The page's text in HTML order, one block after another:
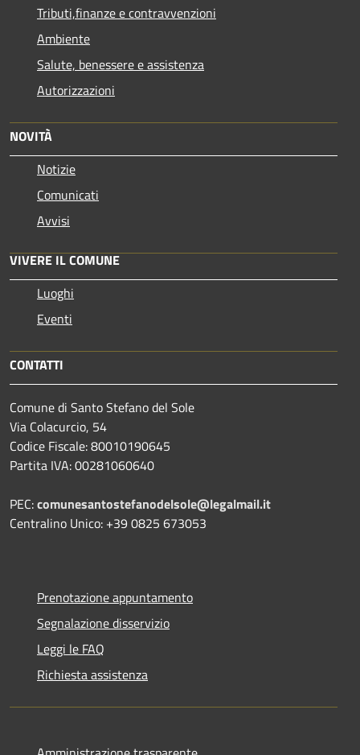
Tributi,finanze e contravvenzioni
Ambiente
Salute, benessere e assistenza
Autorizzazioni
NOVITÀ
Notizie
Comunicati
Avvisi
VIVERE IL COMUNE
Luoghi
Eventi
CONTATTI
Comune di Santo Stefano del Sole
Via Colacurcio, 54
Codice Fiscale: 80010190645
Partita IVA: 00281060640
PEC:comunesantostefanodelsole@legalmail.it
Centralino Unico: +39 0825 673053
Prenotazione appuntamento
Segnalazione disservizio
Leggi le FAQ
Richiesta assistenza